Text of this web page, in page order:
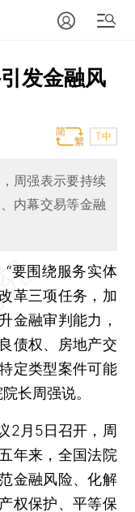
发金融风
T中
周强表示要持续
内幕交易等金融
“要围绕服务实体
革三项任务，加
金融审判能力，
债权、房地产交
定类型案件可能
长周强说。
月5日召开，周
年来，全国法院
金融风险、化解
权保护、平等保